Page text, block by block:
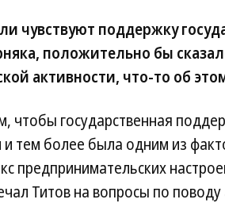
чувствуют поддержку
положительно бы
активности, что-то об
государственная
тем более была одним из
предпринимательских
Титов на вопросы по